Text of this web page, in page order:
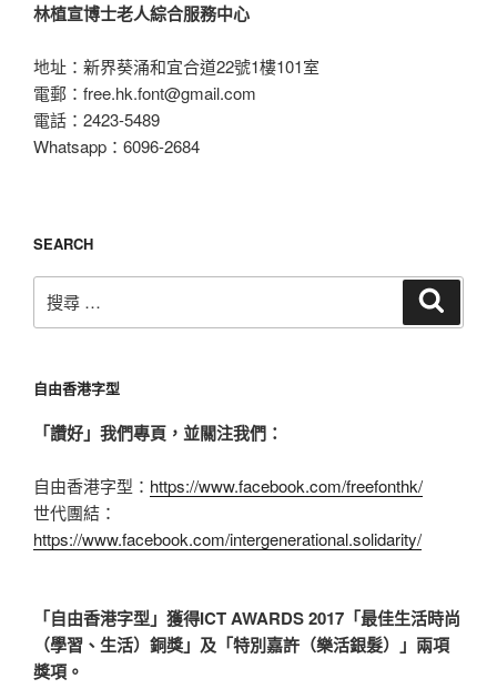
香
字」
運
動”
林植宣博士老人綜合服務中心
地址：新界葵涌和宜合道22號1樓101室
電郵： free.hk.font@gmail.com
電話：2423-5489
Whatsapp：6096-2684
SEARCH
尋：
自由香港字型
「讚好」我們專頁，並關注我們：
自由香港字型： https://www.facebook.com/freefonthk/
世代團結：
https://www.facebook.com/intergenerational.solidarity/
「自由香港字型」獲得ICT AWARDS 2017「最佳生活時尚
（學習、生活）銅獎」及「特別嘉許（樂活銀髮）」兩項
獎項。